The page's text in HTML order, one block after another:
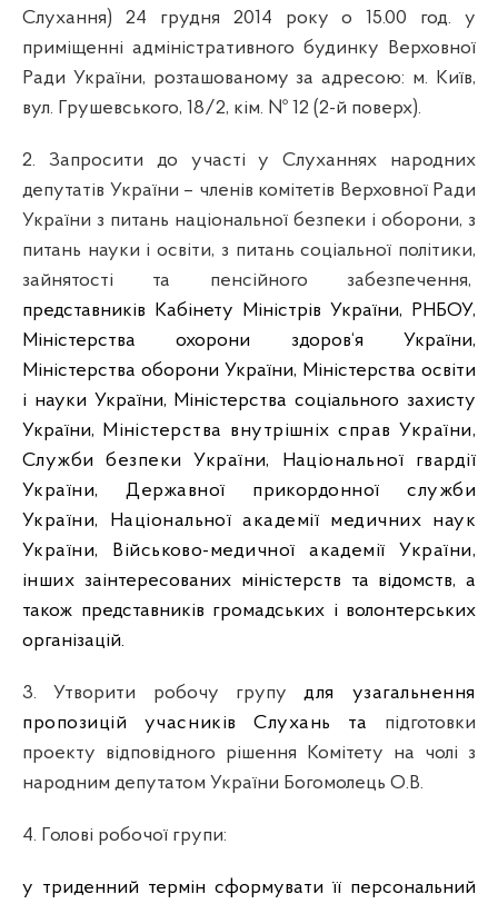
Слухання) 24
грудня 2014 року о 15.00 год. у
приміщенні адміністративного будинку Верховної
Ради України, розташованому за адресою: м. Київ,
вул. Грушевського, 18/2, кім. № 12 (2-й поверх).
2. Запросити до участі у Слуханнях народних
депутатів України – членів комітетів Верховної Ради
України з питань національної безпеки і оборони, з
питань науки і освіти, з питань соціальної політики,
зайнятості та пенсійного забезпечення,
представників Кабінету Міністрів України, РНБОУ,
Міністерства охорони здоров‘я України,
Міністерства оборони України, Міністерства освіти
і науки України, Міністерства соціального захисту
України, Міністерства внутрішніх справ України,
Служби безпеки України, Національної гвардії
України, Державної прикордонної служби
України, Національної академії медичних наук
України, Військово-медичної академії України,
інших заінтересованих міністерств та відомств, а
також представників громадських і волонтерських
організацій.
3. Утворити робочу групудля узагальнення
пропозицій учасників Слухань та підготовки
проекту відповідного рішення Комітету на чолі з
народним депутатом України Богомолець О.В.
4. Голові робочої групи:
у триденний термін сформувати її персональний